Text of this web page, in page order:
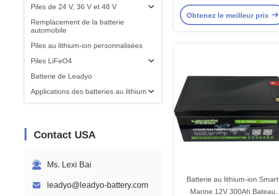
Piles de 24 V, 36 V et 48 V
Remplacement de la batterie
automobile
Piles au lithium-ion personnalisées
Piles LiFeO4
Batterie de Leadyo
Applications des batteries au lithium
Contact USA
Ms. Lexi Bai
leadyo@leadyo-battery.com
lithium 12V avec BMS futé
Obtenez le meilleur prix
Batterie au lithium-ion Smart
Marine 12V 300Ah Bateau